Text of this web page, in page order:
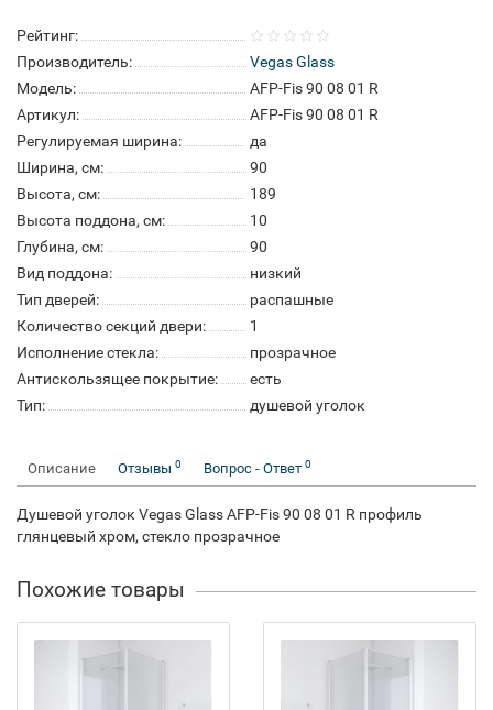
Рейтинг:
Производитель:
Vegas Glass
Модель:
AFP-Fis 90 08 01 R
Артикул:
AFP-Fis 90 08 01 R
Регулируемая ширина:
да
Ширина, см:
90
Высота, см:
189
Высота поддона, см:
10
Глубина, см:
90
Вид поддона:
низкий
Тип дверей:
распашные
Количество секций двери:
1
Исполнение стекла:
прозрачное
Антискользящее покрытие:
есть
Тип:
душевой уголок
Описание Отзывы 0 Вопрос - Ответ 0
Душевой уголок Vegas Glass AFP-Fis 90 08 01 R профиль
глянцевый хром, стекло прозрачное
Похожие товары